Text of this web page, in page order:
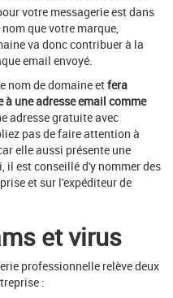
votre messagerie est dans
que votre marque,
va donc contribuer à la
email envoyé.
nom de domaine etfera
une adresse email comme
adresse gratuite avec
pas de faire attention à
elle aussi présente une
il est conseillé d'y nommer des
et sur l'expéditeur de
et virus
professionnelle relève deux
: